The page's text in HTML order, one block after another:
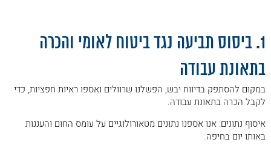
1. ביסוס תביעה נגד ביטוח לאומי והכרה
בתאונת עבודה
במקום להסתפק בדיווח יבש, הפשלנו שרוולים ואספו ראיות חפציות, כדי
לקבל הכרה בתאונת עבודה.
איסוף נתונים: אנו אספנו נתונים מטאורולוגיים על עומס החום והעננות
באותו יום בחיפה.